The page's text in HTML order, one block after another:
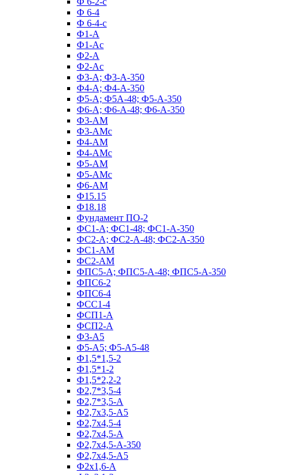
Ф 6-4
Ф 6-4-с
Ф1-А
Ф1-Ас
Ф2-А
Ф2-Ас
Ф3-А; Ф3-А-350
Ф4-А; Ф4-А-350
Ф5-А; Ф5А-48; Ф5-А-350
Ф6-А; Ф6-А-48; Ф6-А-350
Ф3-АМ
Ф3-АМс
Ф4-АМ
Ф4-АМс
Ф5-АМ
Ф5-АМс
Ф6-АМ
Ф15.15
Ф18.18
Фундамент ПО‑2
ФС1-А; ФС1-48; ФС1-А-350
ФС2-А; ФС2-А-48; ФС2-А-350
ФС1-АМ
ФС2-АМ
ФПС5-А; ФПС5-А-48; ФПС5-А-350
ФПС6-2
ФПС6-4
ФСС1-4
ФСП1-А
ФСП2-А
Ф3-А5
Ф5-А5; Ф5-А5-48
Ф1,5*1,5-2
Ф1,5*1-2
Ф1,5*2,2-2
Ф2,7*3,5-4
Ф2,7*3,5-А
Ф2,7х3,5-А5
Ф2,7х4,5-4
Ф2,7х4,5-А
Ф2,7х4,5-А-350
Ф2,7х4,5-А5
Ф2х1,6-А